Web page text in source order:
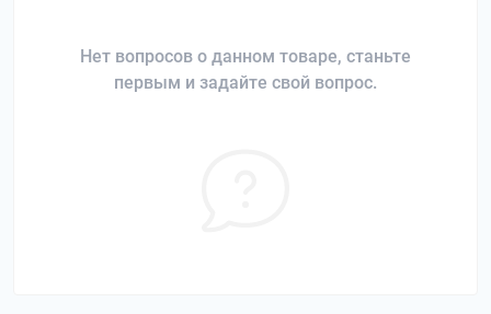
Нет вопросов о данном товаре, станьте
первым и задайте свой вопрос.